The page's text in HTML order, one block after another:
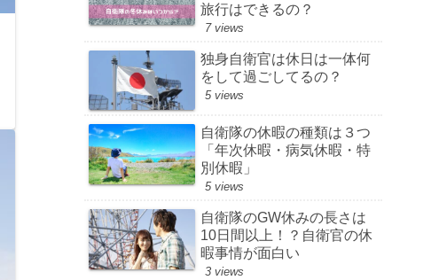
旅行はできるの？
7 views
独身自衛官は休日は一体何
をして過ごしてるの？
5 views
自衛隊の休暇の種類は３つ
「年次休暇・病気休暇・特
別休暇」
5 views
自衛隊のGW休みの長さは
10日間以上！？自衛官の休
暇事情が面白い
3 views